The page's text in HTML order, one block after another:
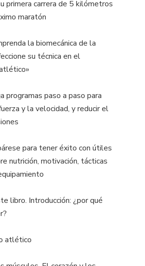
primera carrera de 5 kilómetros
maratón
la biomecánica de la
su técnica en el
programas paso a paso para
y la velocidad, y reducir el
para tener éxito con útiles
nutrición, motivación, tácticas
libro. Introducción: ¿por qué
atlético